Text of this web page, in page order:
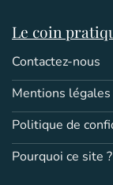
Le coin
Contactez-nous
Mentions légales
Politique de
Pourquoi ce site ?